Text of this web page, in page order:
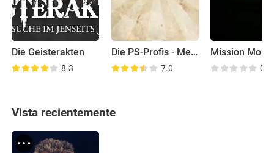
Die Geisterakten
8.3
Die PS-Profis - Mehr Power aus dem Pott
7.0
Mission
0.0
Vista recientemente